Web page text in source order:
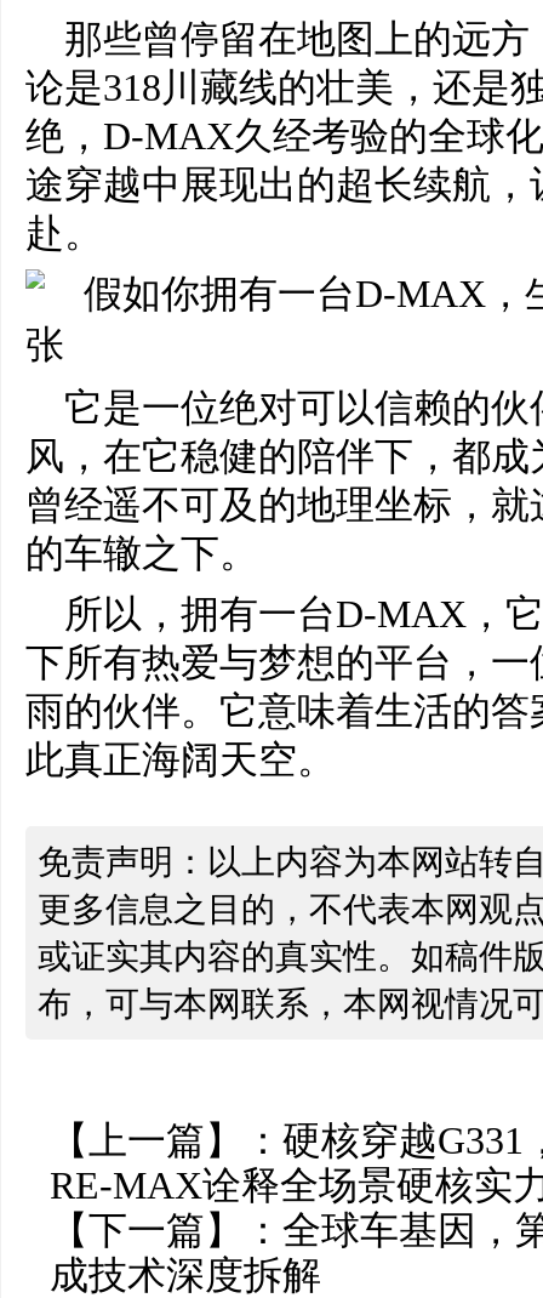
那些曾停留在地图上的远
论是318川藏线的壮美，还是
绝，D-MAX久经考验的全球
途穿越中展现出的超长续航
赴。
它是一位绝对可以信赖的
风，在它稳健的陪伴下，都
曾经遥不可及的地理坐标，
的车辙之下。
所以，拥有一台D-MAX，
下所有热爱与梦想的平台，
雨的伙伴。它意味着生活的
此真正海阔天空。
免责声明：以上内容为本网站转
更多信息之目的，不代表本网观
或证实其内容的真实性。如稿件
布，可与本网联系，本网视情况
【上一篇】： 硬核穿越G331
RE-MAX诠释全场景硬核实
【下一篇】： 全球车基因，
成技术深度拆解